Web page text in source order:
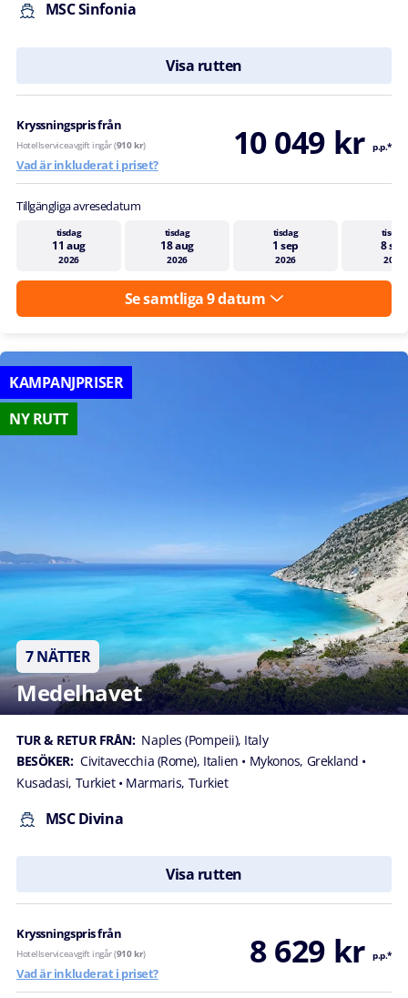
MSC Sinfonia
Visa rutten
Kryssningspris från 10 049 kr p.p.*
Hotellserviceavgift ingår (910 kr)
Vad är inkluderat i priset?
Tillgängliga avresedatum
tisdag
11 aug
2026
tisdag
18 aug
2026
tisdag
1 sep
2026
tisdag
8 sep
2026
Se samtliga 9 datum
KAMPANJPRISER
NY RUTT
7 NÄTTER
Medelhavet
TUR & RETUR FRÅN: Naples (Pompeii), Italy
BESÖKER: Civitavecchia (Rome), Italien • Mykonos, Grekland •
Kusadasi, Turkiet • Marmaris, Turkiet
MSC Divina
Visa rutten
Kryssningspris från 8 629 kr p.p.*
Hotellserviceavgift ingår (910 kr)
Vad är inkluderat i priset?